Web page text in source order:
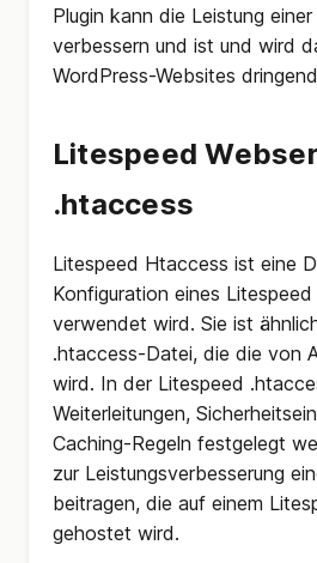
Plugin kann die Leistung
verbessern und ist und wird
WordPress-Websites
Litespeed
.htaccess
Litespeed Htaccess ist eine
Konfiguration eines Litespeed
verwendet wird. Sie ist
.htaccess-Datei, die die von
wird. In der Litespeed
Weiterleitungen,
Caching-Regeln festgelegt
zur Leistungsverbesserung
beitragen, die auf einem
gehostet wird.